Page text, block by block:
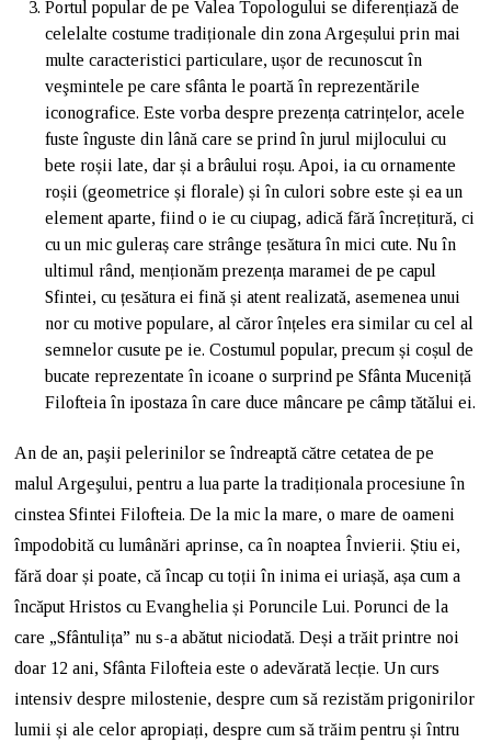
Portul popular de pe Valea Topologului se diferențiază de
celelalte costume tradiționale din zona Argeșului prin mai
multe caracteristici particulare, ușor de recunoscut în
veşmintele pe care sfânta le poartă în reprezentările
iconografice. Este vorba despre prezența catrințelor, acele
fuste înguste din lână care se prind în jurul mijlocului cu
bete roșii late, dar și a brâului roșu. Apoi, ia cu ornamente
roșii (geometrice și florale) și în culori sobre este și ea un
element aparte, fiind o ie cu ciupag, adică fără încrețitură, ci
cu un mic guleraș care strânge țesătura în mici cute. Nu în
ultimul rând, menționăm prezența maramei de pe capul
Sfintei, cu țesătura ei fină și atent realizată, asemenea unui
nor cu motive populare, al căror înțeles era similar cu cel al
semnelor cusute pe ie. Costumul popular, precum și coșul de
bucate reprezentate în icoane o surprind pe Sfânta Muceniță
Filofteia în ipostaza în care duce mâncare pe câmp tătălui ei.
An de an, paşii pelerinilor se îndreaptă către cetatea de pe
malul Argeşului, pentru a lua parte la tradiționala procesiune în
cinstea Sfintei Filofteia. De la mic la mare, o mare de oameni
împodobită cu lumânări aprinse, ca în noaptea Învierii. Știu ei,
fără doar și poate, că încap cu toții în inima ei uriașă, așa cum a
încăput Hristos cu Evanghelia și Poruncile Lui. Porunci de la
care „Sfântulița” nu s-a abătut niciodată. Deși a trăit printre noi
doar 12 ani, Sfânta Filofteia este o adevărată lecție. Un curs
intensiv despre milostenie, despre cum să rezistăm prigonirilor
lumii și ale celor apropiați, despre cum să trăim pentru și întru